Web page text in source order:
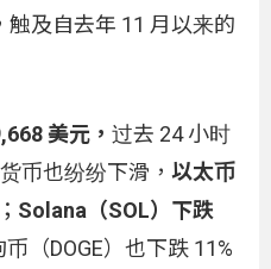
触及自去年 11 月以来的
美元， 过去 24 小时
币也纷纷下滑， 以太币
Solana（SOL）下跌
（DOGE）也下跌 11%